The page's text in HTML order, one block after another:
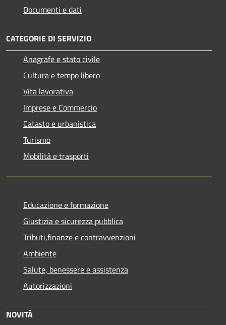
Documenti e dati
CATEGORIE DI SERVIZIO
Anagrafe e stato civile
Cultura e tempo libero
Vita lavorativa
Imprese e Commercio
Catasto e urbanistica
Turismo
Mobilità e trasporti
Educazione e formazione
Giustizia e sicurezza pubblica
Tributi,finanze e contravvenzioni
Ambiente
Salute, benessere e assistenza
Autorizzazioni
NOVITÀ